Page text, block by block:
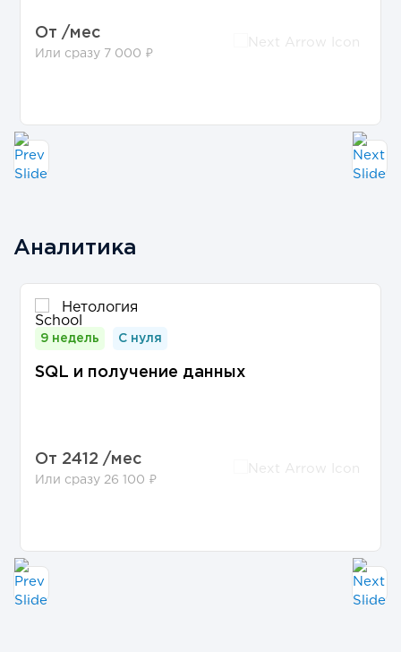
От /мес
Или сразу 7 000 ₽
Аналитика
Нетология
9 недель С нуля
SQL и получение данных
От 2412 /мес
Или сразу 26 100 ₽